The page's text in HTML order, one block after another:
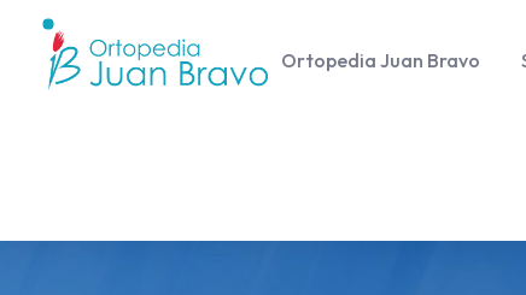
Ortopedia Juan Bravo